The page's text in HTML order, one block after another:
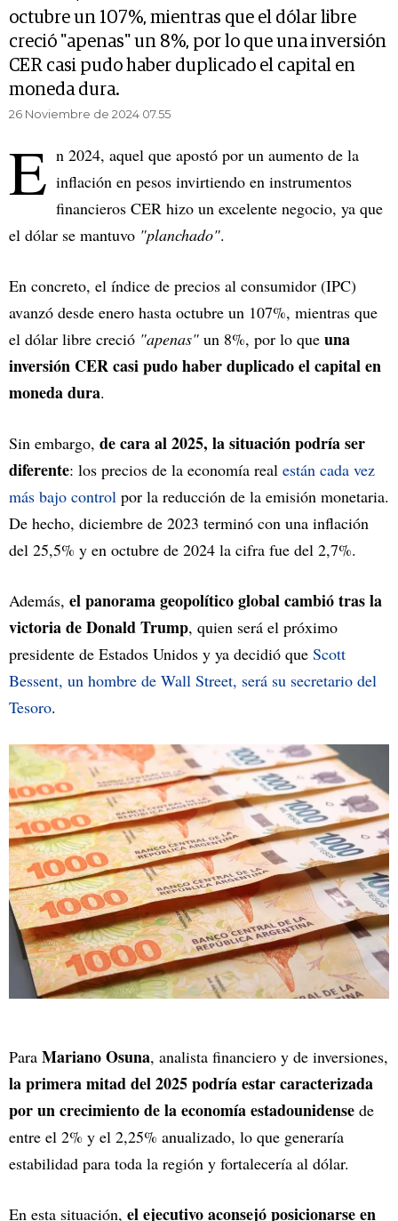
octubre un 107%, mientras que el dólar libre
creció "apenas" un 8%, por lo que una inversión
CER casi pudo haber duplicado el capital en
moneda dura.
26 Noviembre de 2024 07.55
E n 2024, aquel que apostó por un aumento de la
inflación en pesos invirtiendo en instrumentos
financieros CER hizo un excelente negocio, ya que
el dólar se mantuvo "planchado".
En concreto, el índice de precios al consumidor (IPC)
avanzó desde enero hasta octubre un 107%, mientras que
el dólar libre creció "apenas" un 8%, por lo que una
inversión CER casi pudo haber duplicado el capital en
moneda dura.
Sin embargo, de cara al 2025, la situación podría ser
diferente: los precios de la economía real están cada vez
más bajo control por la reducción de la emisión monetaria.
De hecho, diciembre de 2023 terminó con una inflación
del 25,5% y en octubre de 2024 la cifra fue del 2,7%.
Además, el panorama geopolítico global cambió tras la
victoria de Donald Trump, quien será el próximo
presidente de Estados Unidos y ya decidió que Scott
Bessent, un hombre de Wall Street, será su secretario del
Tesoro.
Para Mariano Osuna, analista financiero y de inversiones,
la primera mitad del 2025 podría estar caracterizada
por un crecimiento de la economía estadounidense de
entre el 2% y el 2,25% anualizado, lo que generaría
estabilidad para toda la región y fortalecería al dólar.
En esta situación, el ejecutivo aconsejó posicionarse en